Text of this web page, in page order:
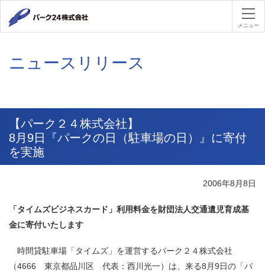
パーク２
メニュー
ニュースリリース
【パーク２４株式会社】
8月9日『パークの日（駐車場の日）』に寄付
を実施
2006年8月8日
「タイムズビジネスカード」利用料金を財団法人交通遺児育成基
金に寄付いたします
時間貸駐車場「タイムズ」を運営するパーク２４株式会社
（4666 東京都品川区 代表：西川光一）は、来る8月9日の「パ